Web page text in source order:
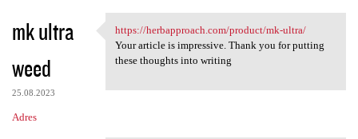
mk ultra
weed
25.08.2023
Adres
https://herbapproach.com
https://herbapproach.com/product/mk-ultra/
Your article is impressive. Thank you for putting
these thoughts into writing